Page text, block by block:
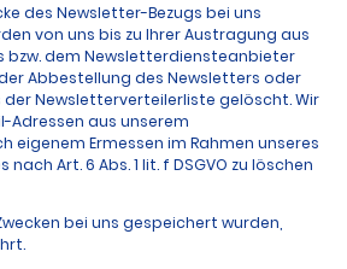
des Newsletter-Bezugs bei uns
von uns bis zu Ihrer Austragung aus
bzw. dem Newsletterdiensteanbieter
Abbestellung des Newsletters oder
Newsletterverteilerliste gelöscht. Wir
Adressen aus unserem
eigenem Ermessen im Rahmen unseres
Art. 6 Abs. 1 lit. f DSGVO zu löschen
bei uns gespeichert wurden,